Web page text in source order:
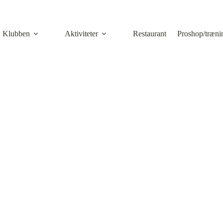
Klubben Aktiviteter Restaurant Proshop/